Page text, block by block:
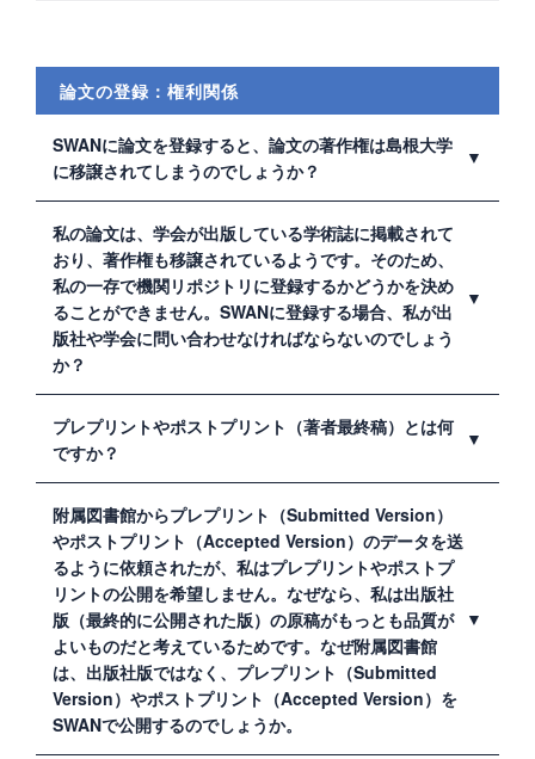
らを踏まえると、すでに提出された「要旨」が、論文全
体の内容を十分推測できるものであれば、「要約」の代
本文等を登録しています。 2012（平成24）年度以前に卒
データをコンテンツ担当宛にお送りください。
論文の登録：権利関係
SWANに論文を登録すると、論文の著作権は島根大学
に移譲されてしまうのでしょうか？
いいえ、移譲されません。登録前の著作権者が著作権を
保持します。
私の論文は、学会が出版している学術誌に掲載されて
おり、著作権も移譲されているようです。そのため、
私の一存で機関リポジトリに登録するかどうかを決め
ることができません。SWANに登録する場合、私が出
版社や学会に問い合わせなければならないのでしょう
か？
いいえ、出版者（出版社・学協会等）への問い合わせ等
は附属図書館で行います。附属図書館では、著作権を有
プレプリントやポストプリント（著者最終稿）とは何
ですか？
プレプリントは査読やアクセプトを受ける前の論文原稿
のことで、初稿やSubmitted Versionと呼ばれることもあ
ります。
ポストプリントは、査読され、出版の許諾を得た論文原
稿で、著者最終稿、Accepted Versionとも呼ばれます。
附属図書館からプレプリント（Submitted Version）
やポストプリント（Accepted Version）のデータを送
るように依頼されたが、私はプレプリントやポストプ
リントの公開を希望しません。なぜなら、私は出版社
版（最終的に公開された版）の原稿がもっとも品質が
よいものだと考えているためです。なぜ附属図書館
は、出版社版ではなく、プレプリント（Submitted
Version）やポストプリント（Accepted Version）を
SWANで公開するのでしょうか。